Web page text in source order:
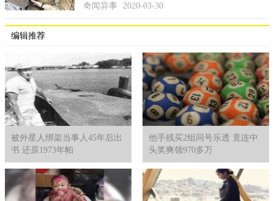
奇闻异事 2020-03-30
编辑推荐
被外星人绑架当事人45年后出
书 还原1973年帕
他手残买2组同号乐透 竟连中
头奖爽领970多万